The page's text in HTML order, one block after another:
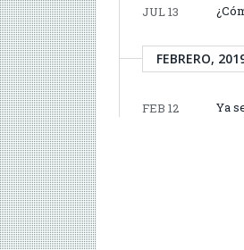
JUL 13
FEBRERO,
FEB 12 Ya